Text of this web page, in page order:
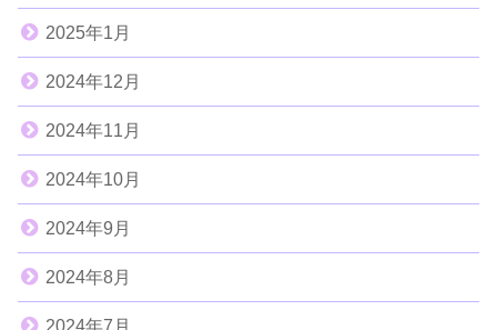
2025年1月
2024年12月
2024年11月
2024年10月
2024年9月
2024年8月
2024年7月